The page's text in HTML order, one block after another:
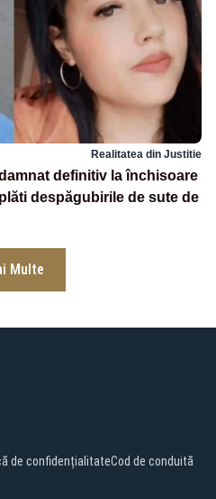
Realitatea din Justitie
definitiv la închisoare
despăgubirile de sute de
Multe
de confidențialitateCod de conduită